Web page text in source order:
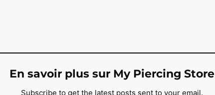
En savoir plus sur My Piercing Store
Subscribe to get the latest posts sent to your email.